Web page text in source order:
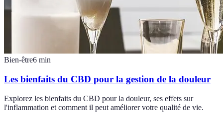
Bien-être6 min
Les bienfaits du CBD pour la gestion de la douleur
Explorez les bienfaits du CBD pour la douleur, ses effets sur
l'inflammation et comment il peut améliorer votre qualité de vie.